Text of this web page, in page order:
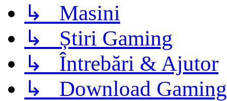
↳ Masini
↳ Știri Gaming
↳ Întrebări & Ajutor
↳ Download Gaming